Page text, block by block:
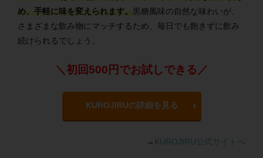
め、手軽に味を変えられます。 黒糖風味の自然な味わいが、
さまざまな飲み物にマッチするため、毎日でも飽きずに飲み
続けられるでしょう。
＼初回500円でお試しできる／
KUROJIRUの詳細を見る
→ KUROJIRU公式サイトへ